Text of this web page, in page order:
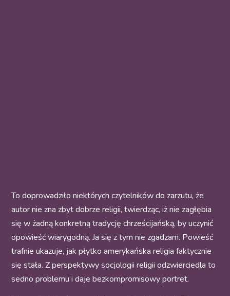
To doprowadziło niektórych czytelników do zarzutu, że
autor nie zna zbyt dobrze religii, twierdząc, iż nie zagłębia
się w żadną konkretną tradycję chrześcijańską, by uczynić
opowieść wiarygodną. Ja się z tym nie zgadzam. Powieść
trafnie ukazuje, jak płytko amerykańska religia faktycznie
się stała. Z perspektywy socjologii religii odzwierciedla to
sedno problemu i daje bezkompromisowy portret.